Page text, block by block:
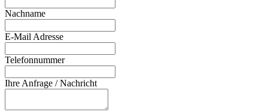
Nachname
E-Mail Adresse
Telefonnummer
Ihre Anfrage / Nachricht